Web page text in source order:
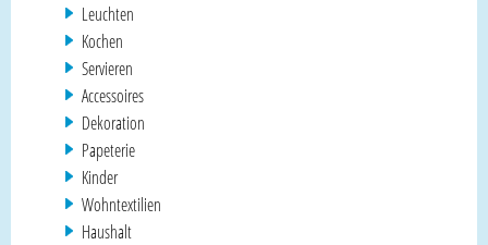
Leuchten
Kochen
Servieren
Accessoires
Dekoration
Papeterie
Kinder
Wohntextilien
Haushalt